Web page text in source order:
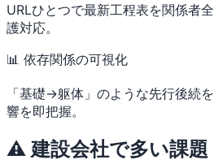
URLひとつで最新工程表を関係者
護対応。
📊 依存関係の可視化
「基礎→躯体」のような先行後続
響を即把握。
⚠️ 建設会社で多い課題